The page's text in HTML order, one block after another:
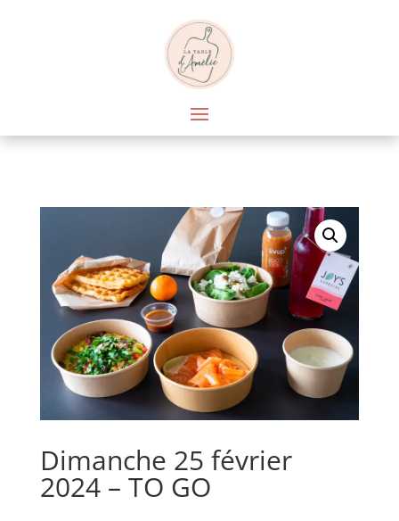
Dimanche 25 février
2024 – TO GO